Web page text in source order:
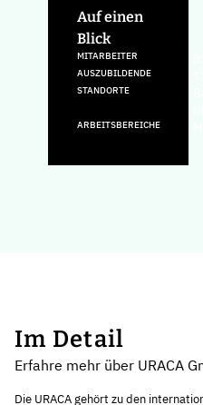
Auf einen
Blick
MITARBEITER
AUSZUBILDENDE
STANDORTE
ARBEITSBEREICHE
Im Detail
Erfahre mehr über URACA
Die URACA gehört zu den